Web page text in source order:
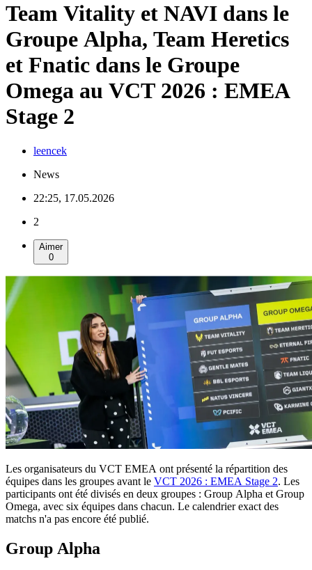
Team Vitality et NAVI dans le
Groupe Alpha, Team Heretics
et Fnatic dans le Groupe
Omega au VCT 2026 : EMEA
Stage 2
leencek
News
22:25, 17.05.2026
2
Aimer
0
Les organisateurs du VCT EMEA ont présenté la répartition des
équipes dans les groupes avant le VCT 2026 : EMEA Stage 2. Les
participants ont été divisés en deux groupes : Group Alpha et Group
Omega, avec six équipes dans chacun. Le calendrier exact des
matchs n'a pas encore été publié.
Group Alpha